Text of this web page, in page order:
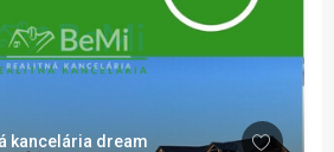
kancelária dream